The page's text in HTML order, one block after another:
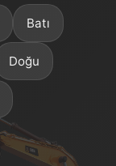
Batı
Doğu